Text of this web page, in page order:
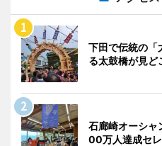
下田で伝統の
る太鼓橋が見ど
石廊崎オーシ
00万人達成セ